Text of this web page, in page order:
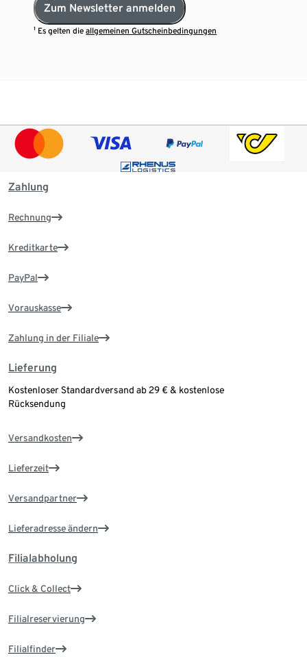
Zum Newsletter anmelden
¹ Es gelten dieallgemeinen Gutscheinbedingungen
Zahlung
Rechnung
Kreditkarte
PayPal
Vorauskasse
Zahlung in der Filiale
Lieferung
Kostenloser Standardversand ab 29 € & kostenlose
Rücksendung
Versandkosten
Lieferzeit
Versandpartner
Lieferadresse ändern
Filialabholung
Click & Collect
Filialreservierung
Filialfinder